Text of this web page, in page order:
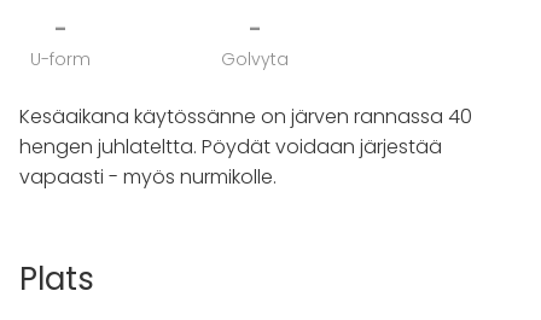
-
U-form
-
Golvyta
Kesäaikana käytössänne on järven rannassa 40
hengen juhlateltta. Pöydät voidaan järjestää
vapaasti - myös nurmikolle.
Plats